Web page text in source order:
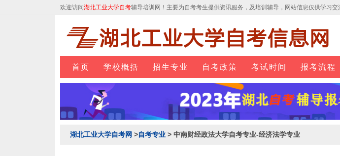
欢迎访问湖北工业大学自考辅导培训网！主要为自考考生提供资讯服务，及培训辅导，网站信息仅供学习
首页 学校概括 招生专业 自考政策 考试时间 报考流程
湖北工业大学自考网 >自考专业 > 中南财经政法大学自考专业-经济法学专业